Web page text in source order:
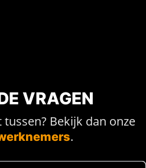
VRAGEN
Bekijk dan onze
.